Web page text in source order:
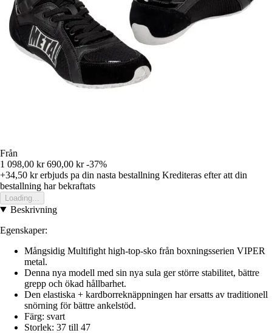
Från
1 098,00 kr 690,00 kr -37%
+34,50 krerbjuds pa din nasta bestallning Krediteras efter att din
bestallning har bekraftats
Loading...
Beskrivning
Egenskaper:
Mångsidig Multifight high-top-sko från boxningsserien VIPER
metal.
Denna nya modell med sin nya sula ger större stabilitet, bättre
grepp och ökad hållbarhet.
Den elastiska + kardborreknäppningen har ersatts av traditionell
snörning för bättre ankelstöd.
Färg: svart
Storlek: 37 till 47